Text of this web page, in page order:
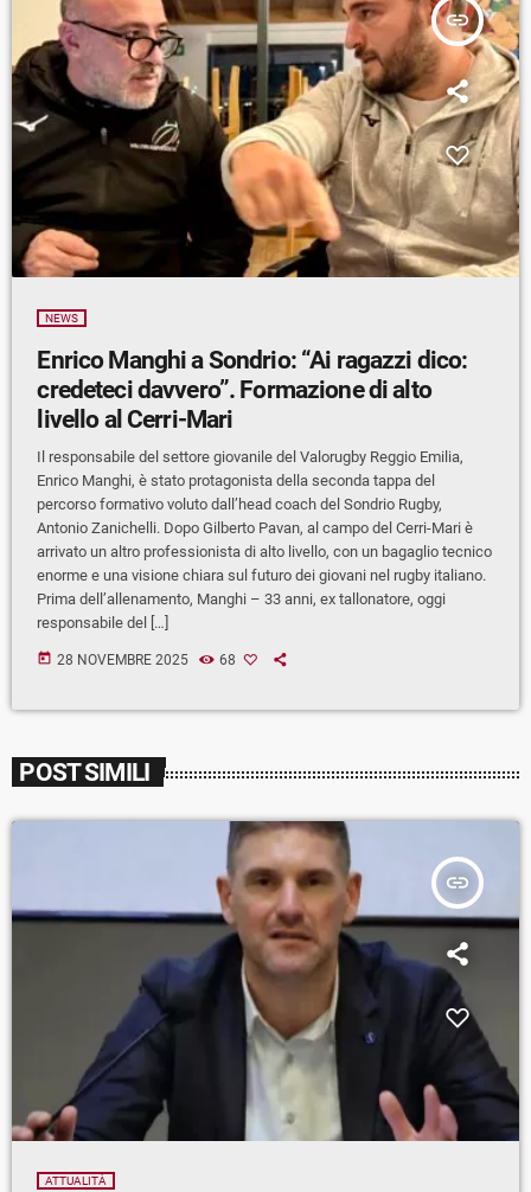
insert_link
NEWS
Enrico Manghi a Sondrio: “Ai ragazzi dico:
credeteci davvero”. Formazione di alto
livello al Cerri-Mari
Il responsabile del settore giovanile del Valorugby Reggio Emilia,
Enrico Manghi, è stato protagonista della seconda tappa del
percorso formativo voluto dall’head coach del Sondrio Rugby,
Antonio Zanichelli. Dopo Gilberto Pavan, al campo del Cerri-Mari è
arrivato un altro professionista di alto livello, con un bagaglio tecnico
enorme e una visione chiara sul futuro dei giovani nel rugby italiano.
Prima dell’allenamento, Manghi – 33 anni, ex tallonatore, oggi
responsabile del […]
today 28 NOVEMBRE 2025 68
POST SIMILI
insert_link
ATTUALITÀ